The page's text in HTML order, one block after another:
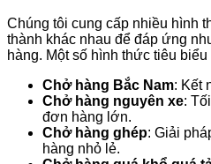
Chúng tôi cung cấp nhiều hình
thành khác nhau để đáp ứng
hàng. Một số hình thức tiêu biểu
Chở hàng Bắc Nam: Kết
Chở hàng nguyên xe:
đơn hàng lớn.
Chở hàng ghép: Giải
hàng nhỏ lẻ.